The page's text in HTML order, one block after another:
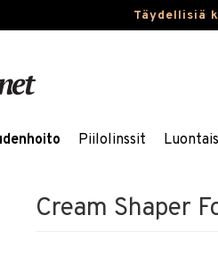
Täydellisiä
Piilolinssit
Cream Shaper